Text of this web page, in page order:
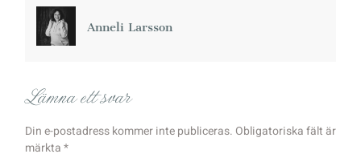
Anneli Larsson
Lämna ett svar
Din e-postadress kommer inte publiceras. Obligatoriska fält är
märkta*